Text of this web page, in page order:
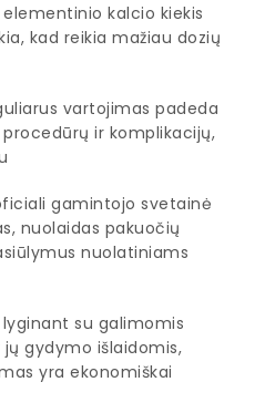
kalcio kiekis
kad reikia mažiau dozių
vartojimas padeda
ir komplikacijų,
gamintojo svetainė
nuolaidas pakuočių
nuolatiniams
su galimomis
gydymo išlaidomis,
yra ekonomiškai